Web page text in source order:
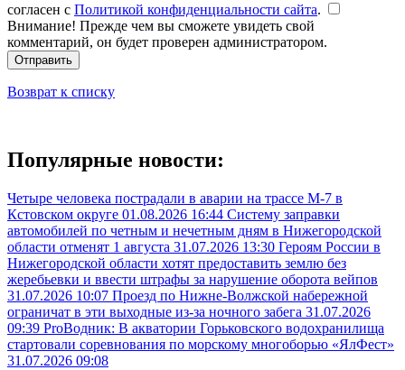
согласен с Политикой конфиденциальности сайта.
Внимание! Прежде чем вы сможете увидеть свой
комментарий, он будет проверен администратором.
Отправить
Возврат к списку
Популярные новости:
Четыре человека пострадали в аварии на трассе М-7 в
Кстовском округе 01.08.2026 16:44 Систему заправки
автомобилей по четным и нечетным дням в Нижегородской
области отменят 1 августа 31.07.2026 13:30 Героям России в
Нижегородской области хотят предоставить землю без
жеребьевки и ввести штрафы за нарушение оборота вейпов
31.07.2026 10:07 Проезд по Нижне-Волжской набережной
ограничат в эти выходные из-за ночного забега 31.07.2026
09:39 ProВодник: В акватории Горьковского водохранилища
стартовали соревнования по морскому многоборью «ЯлФест»
31.07.2026 09:08